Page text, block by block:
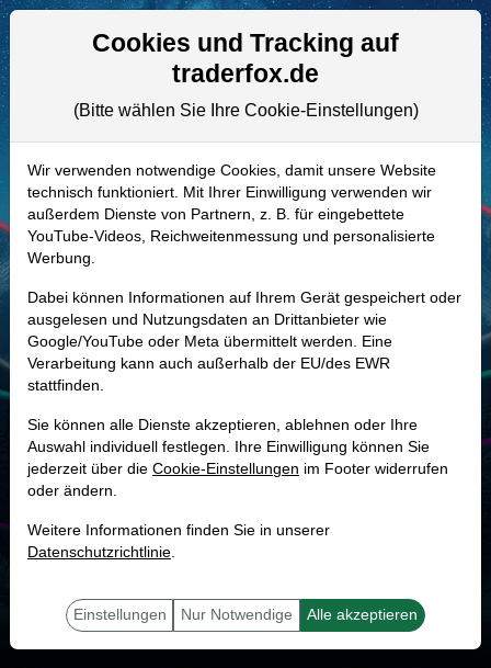
Aktien- und Artikelsuche
A2DM8U | DXC–DXC Technology
Aktie
Realtime-Aktienkurs:
- - -
-
Marktkapitalisierung 1,75 Mrd. USD
Unternehmenswert
Umsatz 12,64 Mrd. USD
24.2 %
mit dieser Aktie erfolgreich sein.
Cookies und Tracking auf
traderfox.de
(Bitte wählen Sie Ihre Cookie-Einstellungen)
Wir verwenden notwendige Cookies, damit unsere Website
technisch funktioniert. Mit Ihrer Einwilligung verwenden wir
außerdem Dienste von Partnern, z. B. für eingebettete
YouTube-Videos, Reichweitenmessung und personalisierte
Werbung.
Dabei können Informationen auf Ihrem Gerät gespeichert oder
ausgelesen und Nutzungsdaten an Drittanbieter wie
Google/YouTube oder Meta übermittelt werden. Eine
Verarbeitung kann auch außerhalb der EU/des EWR
stattfinden.
Sie können alle Dienste akzeptieren, ablehnen oder Ihre
Auswahl individuell festlegen. Ihre Einwilligung können Sie
jederzeit über die Cookie-Einstellungen im Footer widerrufen
oder ändern.
Weitere Informationen finden Sie in unserer
Datenschutzrichtlinie.
Einstellungen Nur Notwendige Alle akzeptieren